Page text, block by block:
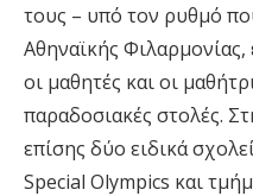
τους – υπό τον ρυθμό
Αθηναϊκής
οι μαθητές και οι
παραδοσιακές στολές.
επίσης δύο ειδικά
Special Olympics και